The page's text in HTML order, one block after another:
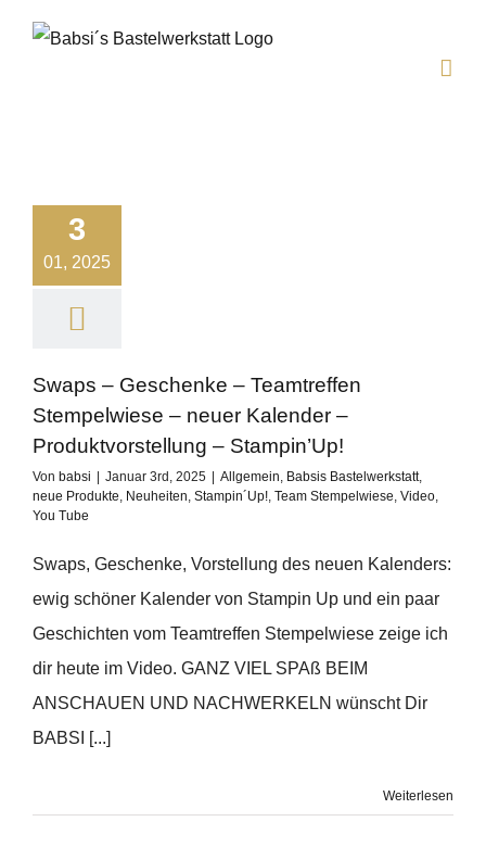
3
01, 2025
Swaps – Geschenke – Teamtreffen
Stempelwiese – neuer Kalender –
Produktvorstellung – Stampin’Up!
Von babsi Januar 3rd, 2025 Allgemein, Babsis Bastelwerkstatt,
neue Produkte, Neuheiten, Stampin´Up!, Team Stempelwiese, Video,
You Tube
Swaps, Geschenke, Vorstellung des neuen Kalenders:
ewig schöner Kalender von Stampin Up und ein paar
Geschichten vom Teamtreffen Stempelwiese zeige ich
dir heute im Video. GANZ VIEL SPAß BEIM
ANSCHAUEN UND NACHWERKELN wünscht Dir
BABSI [...]
Weiterlesen